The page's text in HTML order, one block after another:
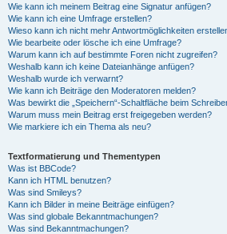
Wie kann ich meinem Beitrag eine Signatur anfügen?
Wie kann ich eine Umfrage erstellen?
Wieso kann ich nicht mehr Antwortmöglichkeiten
Wie bearbeite oder lösche ich eine Umfrage?
Warum kann ich auf bestimmte Foren nicht zugreifen?
Weshalb kann ich keine Dateianhänge anfügen?
Weshalb wurde ich verwarnt?
Wie kann ich Beiträge den Moderatoren melden?
Was bewirkt die „Speichern“-Schaltfläche beim
Warum muss mein Beitrag erst freigegeben werden?
Wie markiere ich ein Thema als neu?
Textformatierung und Thementypen
Was ist BBCode?
Kann ich HTML benutzen?
Was sind Smileys?
Kann ich Bilder in meine Beiträge einfügen?
Was sind globale Bekanntmachungen?
Was sind Bekanntmachungen?